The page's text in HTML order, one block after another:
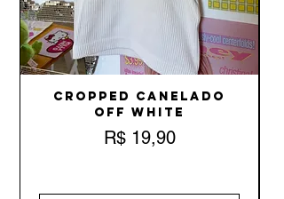
Cropped Canelado
Off White
Preço
R$ 19,90